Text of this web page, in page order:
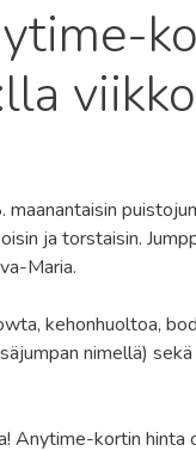
ja torstaisin.
Maria.
kehonhuoltoa,
nimellä)
Anytime-kortin hinta